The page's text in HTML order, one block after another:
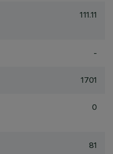
111.11
-
1701
0
81